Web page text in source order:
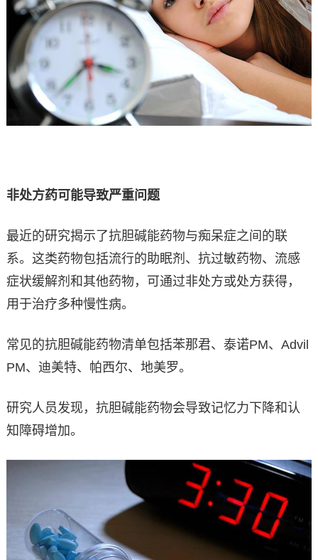
非处方药可能导致严重问题
最近的研究揭示了抗胆碱能药物与痴呆症之间的联
系。这类药物包括流行的助眠剂、抗过敏药物、流感
症状缓解剂和其他药物，可通过非处方或处方获得，
用于治疗多种慢性病。
常见的抗胆碱能药物清单包括苯那君、泰诺PM、Advil
PM、迪美特、帕西尔、地美罗。
研究人员发现，抗胆碱能药物会导致记忆力下降和认
知障碍增加。